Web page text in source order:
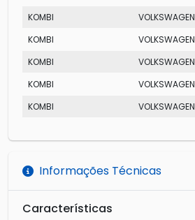
KOMBI
VOLKSWAGEN
KOMBI
VOLKSWAGEN
KOMBI
VOLKSWAGEN
KOMBI
VOLKSWAGEN
KOMBI
VOLKSWAGEN
Informações Técnicas
Características